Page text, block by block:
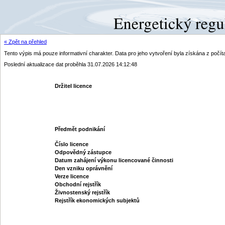
« Zpět na přehled
Tento výpis má pouze informativní charakter. Data pro jeho vytvoření byla získána z
Poslední aktualizace dat proběhla 31.07.2026 14:12:48
Držitel licence
Předmět podnikání
Číslo licence
Odpovědný zástupce
Datum zahájení výkonu licencované činnosti
Den vzniku oprávnění
Verze licence
Obchodní rejstřík
Živnostenský rejstřík
Rejstřík ekonomických subjektů